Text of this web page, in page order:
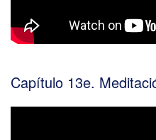
Capítulo 13e.